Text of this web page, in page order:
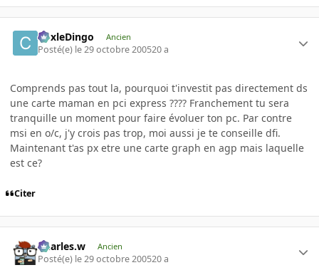
CoxleDingo Ancien
Posté(e) le 29 octobre 200520 a
Comprends pas tout la, pourquoi t'investit pas directement ds
une carte maman en pci express ???? Franchement tu sera
tranquille un moment pour faire évoluer ton pc. Par contre
msi en o/c, j'y crois pas trop, moi aussi je te conseille dfi.
Maintenant t'as px etre une carte graph en agp mais laquelle
est ce?
Citer
Charles.w Ancien
Posté(e) le 29 octobre 200520 a